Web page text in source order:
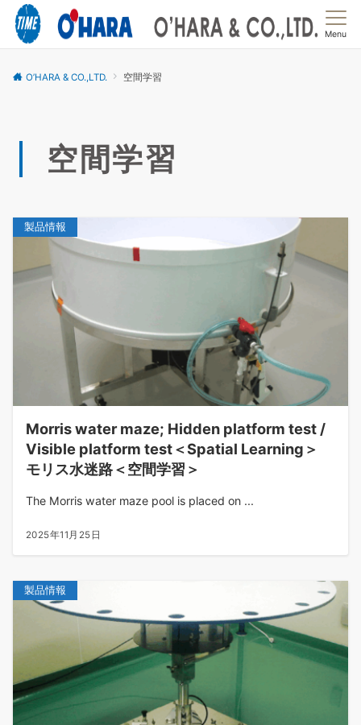
Menu
O’HARA & CO.,LTD. 空間学習
空間学習
製品情報
Morris water maze; Hidden platform test /
Visible platform test＜Spatial Learning＞
モリス水迷路＜空間学習＞
The Morris water maze pool is placed on ...
2025年11月25日
製品情報